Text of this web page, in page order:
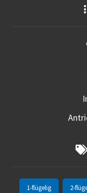
1-flügelig 2-